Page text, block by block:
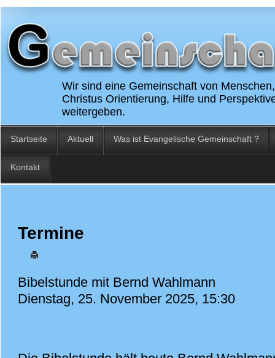
Wir sind eine Gemeinschaft von
Christus Orientierung, Hilfe und
weitergeben.
Startseite Aktuell Was ist Evangelische Gemeinschaft ?
Kontakt
Termine
Bibelstunde mit Bernd Wahlmann
Dienstag, 25. November 2025, 15:30